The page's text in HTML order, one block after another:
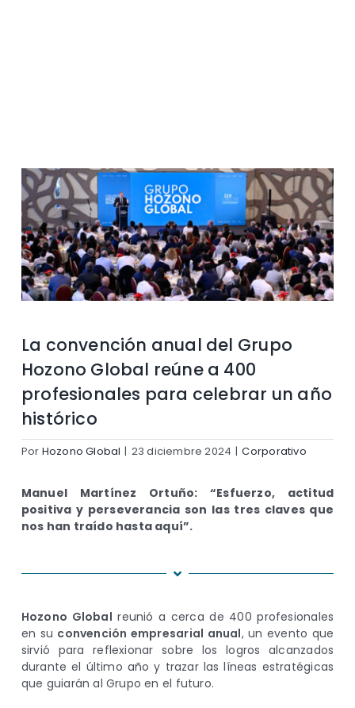
La convención anual del Grupo
Hozono Global reúne a 400
profesionales para celebrar un año
histórico
Por Hozono Global | 23 diciembre 2024 | Corporativo
Manuel Martínez Ortuño: “Esfuerzo, actitud
positiva y perseverancia son las tres claves que
nos han traído hasta aquí”.
Hozono Global reunió a cerca de 400 profesionales
en su convención empresarial anual, un evento que
sirvió para reflexionar sobre los logros alcanzados
durante el último año y trazar las líneas estratégicas
que guiarán al Grupo en el futuro.